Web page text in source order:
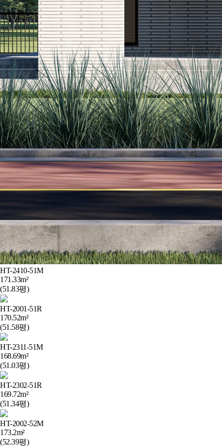
HT-2410-51M
171.33m²
(51.83평)
HT-2001-51R
170.52m²
(51.58평)
HT-2311-51M
168.69m²
(51.03평)
HT-2302-51R
169.72m²
(51.34평)
HT-2002-52M
173.2m²
(52.39평)